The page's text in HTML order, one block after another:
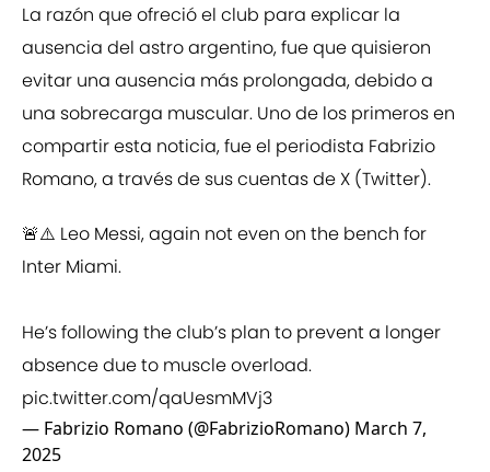
La razón que ofreció el club para explicar la
ausencia del astro argentino, fue que quisieron
evitar una ausencia más prolongada, debido a
una sobrecarga muscular. Uno de los primeros en
compartir esta noticia, fue el periodista Fabrizio
Romano, a través de sus cuentas de X (Twitter).
🚨⚠️ Leo Messi, again not even on the bench for
Inter Miami.
He’s following the club’s plan to prevent a longer
absence due to muscle overload.
pic.twitter.com/qaUesmMVj3
— Fabrizio Romano (@FabrizioRomano) March 7,
2025